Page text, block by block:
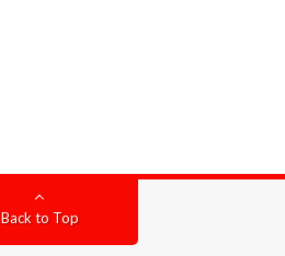
Back to Top